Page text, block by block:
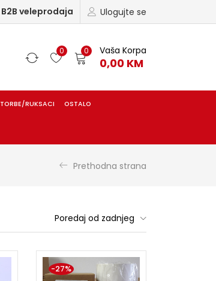
Ulogujte se
B2B veleprodaja
0 0 Vaša Korpa
0,00 KM
TORBE/RUKSACI OSTALO
Prethodna strana
Poredaj od zadnjeg
-27%